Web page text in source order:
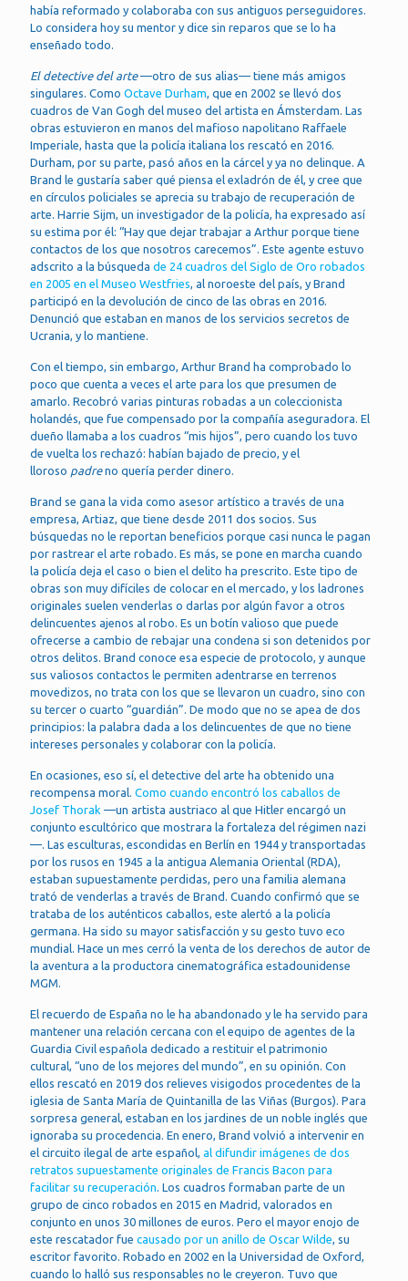
había reformado y colaboraba con sus antiguos perseguidores.
Lo considera hoy su mentor y dice sin reparos que se lo ha
enseñado todo.
El detective del arte—otro de sus alias— tiene más amigos
singulares. Como Octave Durham, que en 2002 se llevó dos
cuadros de Van Gogh del museo del artista en Ámsterdam. Las
obras estuvieron en manos del mafioso napolitano Raffaele
Imperiale, hasta que la policía italiana los rescató en 2016.
Durham, por su parte, pasó años en la cárcel y ya no delinque. A
Brand le gustaría saber qué piensa el exladrón de él, y cree que
en círculos policiales se aprecia su trabajo de recuperación de
arte. Harrie Sijm, un investigador de la policía, ha expresado así
su estima por él: “Hay que dejar trabajar a Arthur porque tiene
contactos de los que nosotros carecemos”. Este agente estuvo
adscrito a la búsqueda de 24 cuadros del Siglo de Oro robados
en 2005 en el Museo Westfries, al noroeste del país, y Brand
participó en la devolución de cinco de las obras en 2016.
Denunció que estaban en manos de los servicios secretos de
Ucrania, y lo mantiene.
Con el tiempo, sin embargo, Arthur Brand ha comprobado lo
poco que cuenta a veces el arte para los que presumen de
amarlo. Recobró varias pinturas robadas a un coleccionista
holandés, que fue compensado por la compañía aseguradora. El
dueño llamaba a los cuadros “mis hijos”, pero cuando los tuvo
de vuelta los rechazó: habían bajado de precio, y el
lloroso padreno quería perder dinero.
Brand se gana la vida como asesor artístico a través de una
empresa, Artiaz, que tiene desde 2011 dos socios. Sus
búsquedas no le reportan beneficios porque casi nunca le pagan
por rastrear el arte robado. Es más, se pone en marcha cuando
la policía deja el caso o bien el delito ha prescrito. Este tipo de
obras son muy difíciles de colocar en el mercado, y los ladrones
originales suelen venderlas o darlas por algún favor a otros
delincuentes ajenos al robo. Es un botín valioso que puede
ofrecerse a cambio de rebajar una condena si son detenidos por
otros delitos. Brand conoce esa especie de protocolo, y aunque
sus valiosos contactos le permiten adentrarse en terrenos
movedizos, no trata con los que se llevaron un cuadro, sino con
su tercer o cuarto “guardián”. De modo que no se apea de dos
principios: la palabra dada a los delincuentes de que no tiene
intereses personales y colaborar con la policía.
En ocasiones, eso sí, el detective del arte ha obtenido una
recompensa moral. Como cuando encontró los caballos de
Josef Thorak —un artista austriaco al que Hitler encargó un
conjunto escultórico que mostrara la fortaleza del régimen nazi
—. Las esculturas, escondidas en Berlín en 1944 y transportadas
por los rusos en 1945 a la antigua Alemania Oriental (RDA),
estaban supuestamente perdidas, pero una familia alemana
trató de venderlas a través de Brand. Cuando confirmó que se
trataba de los auténticos caballos, este alertó a la policía
germana. Ha sido su mayor satisfacción y su gesto tuvo eco
mundial. Hace un mes cerró la venta de los derechos de autor de
la aventura a la productora cinematográfica estadounidense
MGM.
El recuerdo de España no le ha abandonado y le ha servido para
mantener una relación cercana con el equipo de agentes de la
Guardia Civil española dedicado a restituir el patrimonio
cultural, “uno de los mejores del mundo”, en su opinión. Con
ellos rescató en 2019 dos relieves visigodos procedentes de la
iglesia de Santa María de Quintanilla de las Viñas (Burgos). Para
sorpresa general, estaban en los jardines de un noble inglés que
ignoraba su procedencia. En enero, Brand volvió a intervenir en
el circuito ilegal de arte español, al difundir imágenes de dos
retratos supuestamente originales de Francis Bacon para
facilitar su recuperación. Los cuadros formaban parte de un
grupo de cinco robados en 2015 en Madrid, valorados en
conjunto en unos 30 millones de euros. Pero el mayor enojo de
este rescatador fue causado por un anillo de Oscar Wilde, su
escritor favorito. Robado en 2002 en la Universidad de Oxford,
cuando lo halló sus responsables no le creyeron. Tuvo que